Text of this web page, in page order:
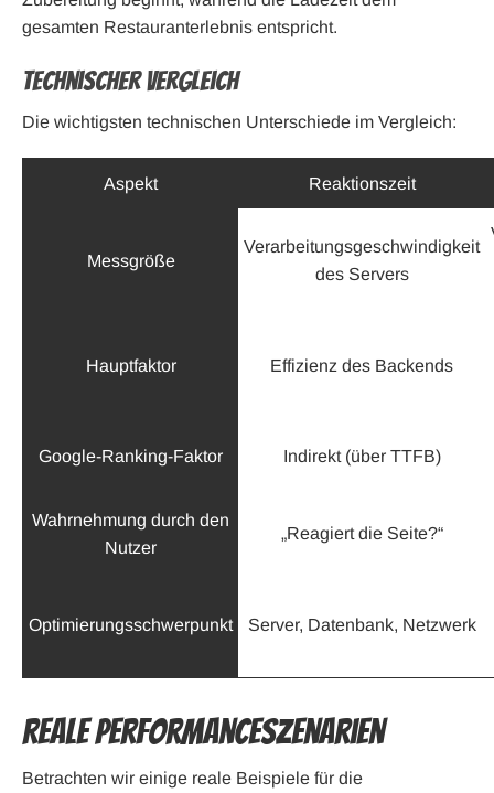
gesamten Restauranterlebnis entspricht.
Technischer Vergleich
Die wichtigsten technischen Unterschiede im Vergleich:
Aspekt Reaktionszeit
Messgröße
Verarbeitungsgeschwindigkeit
des Servers
Hauptfaktor Effizienz des Backends
Google-Ranking-Faktor Indirekt (über TTFB)
Wahrnehmung durch den
Nutzer
„Reagiert die Seite?“
Optimierungsschwerpunkt Server, Datenbank, Netzwerk
Reale Performanceszenarien
Betrachten wir einige reale Beispiele für die